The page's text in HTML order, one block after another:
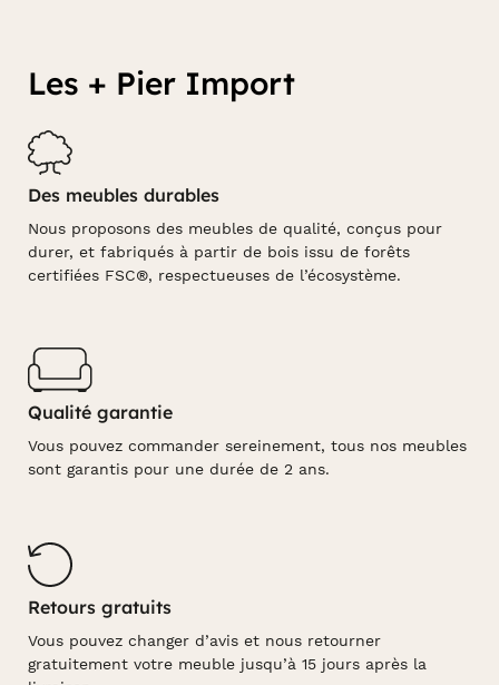
Les + Pier Import
Des meubles durables
Nous proposons des meubles de qualité, conçus pour
durer, et fabriqués à partir de bois issu de forêts
certifiées FSC®, respectueuses de l’écosystème.
Qualité garantie
Vous pouvez commander sereinement, tous nos meubles
sont garantis pour une durée de 2 ans.
Retours gratuits
Vous pouvez changer d’avis et nous retourner
gratuitement votre meuble jusqu’à 15 jours après la